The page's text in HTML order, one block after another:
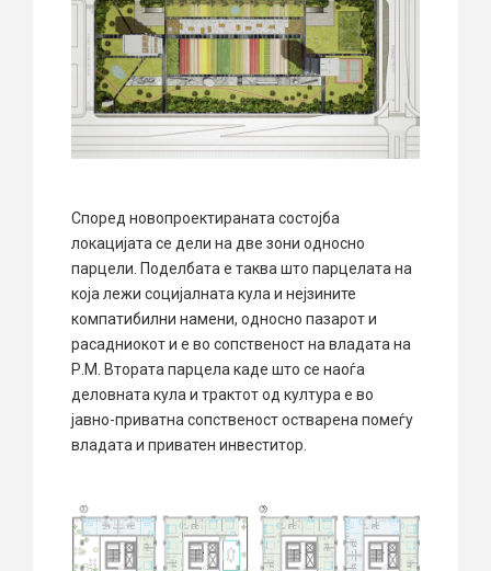
Според новопроектираната состојба
локацијата се дели на две зони односно
парцели. Поделбата е таква што парцелата на
која лежи социјалната кула и нејзините
компатибилни намени, односно пазарот и
расадниокот и е во сопственост на владата на
Р.М. Втората парцела каде што се наоѓа
деловната кула и трактот од култура е во
јавно-приватна сопственост остварена помеѓу
владата и приватен инвеститор.